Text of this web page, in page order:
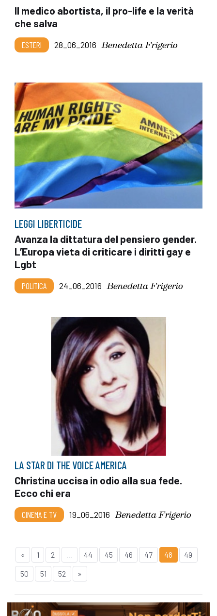
Il medico abortista, il pro-life e la verità
che salva
ESTERI 28_06_2016 Benedetta Frigerio
LEGGI LIBERTICIDE
Avanza la dittatura del pensiero gender.
L’Europa vieta di criticare i diritti gay e
Lgbt
POLITICA 24_06_2016 Benedetta Frigerio
LA STAR DI THE VOICE AMERICA
Christina uccisa in odio alla sua fede.
Ecco chi era
CINEMA E TV 19_06_2016 Benedetta Frigerio
« 1 2 ... 44 45 46 47 48 49
50 51 52 »